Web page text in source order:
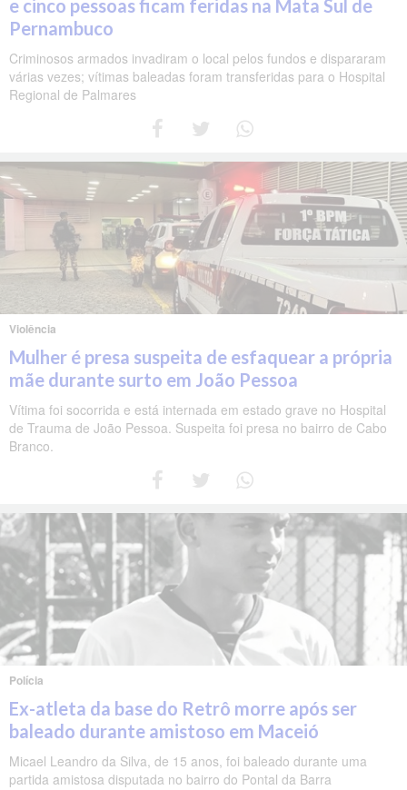
e cinco pessoas ficam feridas na Mata Sul de
Pernambuco
Criminosos armados invadiram o local pelos fundos e dispararam
várias vezes; vítimas baleadas foram transferidas para o Hospital
Regional de Palmares
Violência
Mulher é presa suspeita de esfaquear a própria
mãe durante surto em João Pessoa
Vítima foi socorrida e está internada em estado grave no Hospital
de Trauma de João Pessoa. Suspeita foi presa no bairro de Cabo
Branco.
Polícia
Ex-atleta da base do Retrô morre após ser
baleado durante amistoso em Maceió
Micael Leandro da Silva, de 15 anos, foi baleado durante uma
partida amistosa disputada no bairro do Pontal da Barra